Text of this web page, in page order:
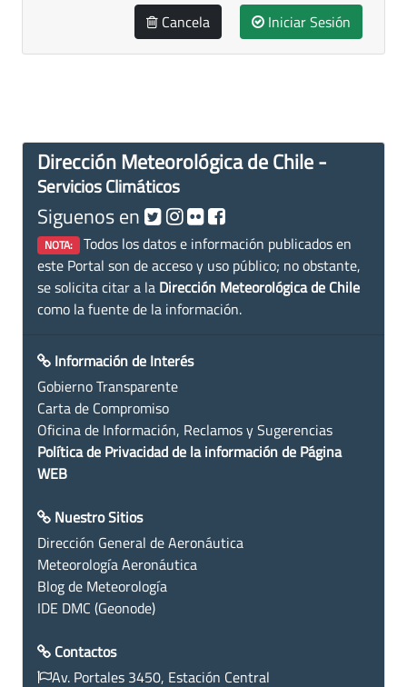
Cancela Iniciar Sesión
Dirección Meteorológica de Chile -
Servicios Climáticos
Siguenos en
NOTA: Todos los datos e información publicados en
este Portal son de acceso y uso público; no obstante,
se solicita citar a la Dirección Meteorológica de Chile
como la fuente de la información.
Información de Interés
Gobierno Transparente
Carta de Compromiso
Oficina de Información, Reclamos y Sugerencias
Política de Privacidad de la información de Página
WEB
Nuestro Sitios
Dirección General de Aeronáutica
Meteorología Aeronáutica
Blog de Meteorología
IDE DMC (Geonode)
Contactos
Av. Portales 3450, Estación Central